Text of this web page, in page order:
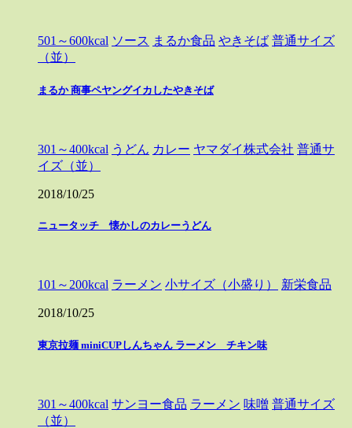
501～600kcal ソース まるか食品 やきそば 普通サイズ
（並）
まるか 商事ペヤングイカしたやきそば
301～400kcal うどん カレー ヤマダイ株式会社 普通サ
イズ（並）
2018/10/25
ニュータッチ 懐かしのカレーうどん
101～200kcal ラーメン 小サイズ（小盛り） 新栄食品
2018/10/25
東京拉麺 miniCUPしんちゃん ラーメン チキン味
301～400kcal サンヨー食品 ラーメン 味噌 普通サイズ
（並）